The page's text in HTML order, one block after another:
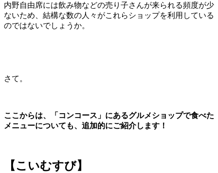
内野自由席には飲み物などの売り子さんが来られる頻度が少
ないため、結構な数の人々がこれらショップを利用している
のではないでしょうか。
さて。
ここからは、「コンコース」にあるグルメショップで食べた
メニューについても、追加的にご紹介します！
【こいむすび】